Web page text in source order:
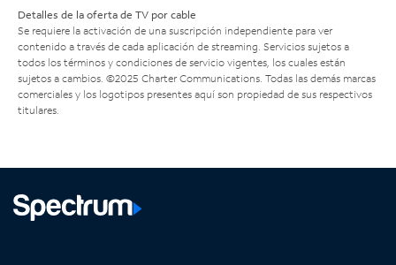
Detalles de la oferta de TV por cable
Se requiere la activación de una suscripción independiente para ver
contenido a través de cada aplicación de streaming. Servicios sujetos a
todos los términos y condiciones de servicio vigentes, los cuales están
sujetos a cambios. ©2025 Charter Communications. Todas las demás marcas
comerciales y los logotipos presentes aquí son propiedad de sus respectivos
titulares.